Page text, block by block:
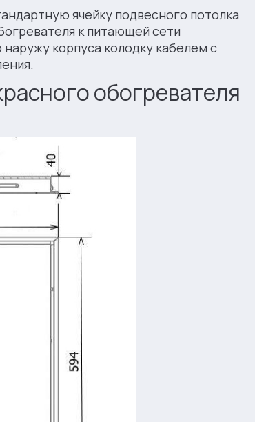
ячейку подвесного потолка
к питающей сети
корпуса колодку кабелем с
обогревателя